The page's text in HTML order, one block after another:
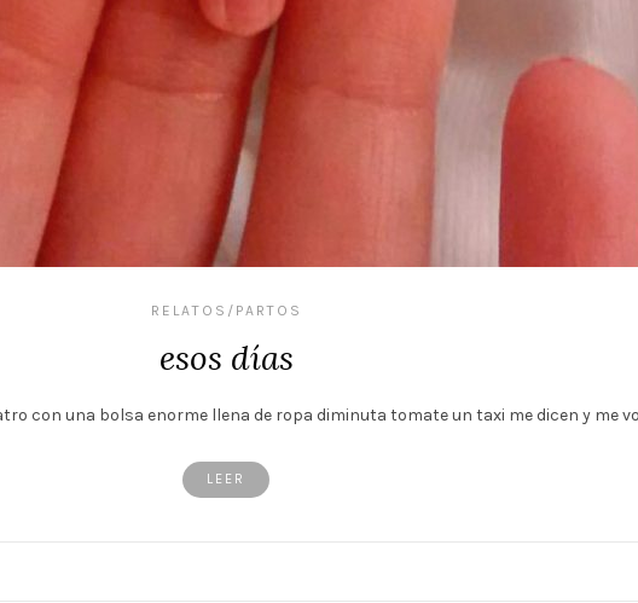
RELATOS/PARTOS
esos días
con una bolsa enorme llena de ropa diminuta tomate un taxi me dicen y me
LEER